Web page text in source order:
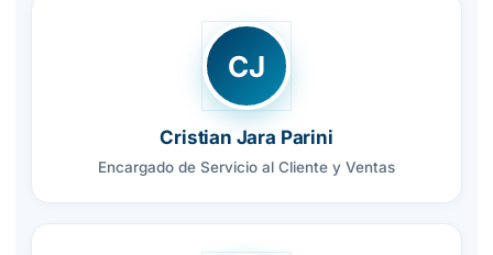
CJ
Cristian Jara Parini
Encargado de Servicio al Cliente y Ventas